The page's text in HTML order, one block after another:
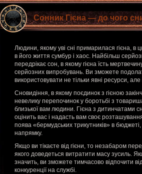
Сонник Гієна — до чого
Людини, якому уві сні примарилася гієна, в
в його життя сумбур і хаос. Найбільш
передрікає сон, в якому гієна їсть
серйозних випробувань. Ви зможете
використовувати не тільки явні ресурси,
Сновидіння, в якому поєдинок з гієною
невелику перепочинок у боротьбі з
близької вам людини. Гієна з дитинчатами
оцінить вас і надасть вам своє
поява «бермудських трикутників» в
напрямку.
Якщо ви тікаєте від гієни, то незабаром
якого доведеться витратити масу зусиль.
значить, ви зможете тимчасово відпочити
конкуренції на службі.